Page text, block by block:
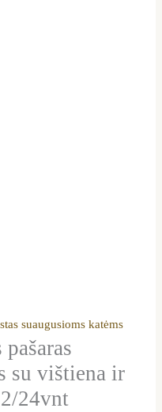
suaugusioms katėms
su vištiena ir
24vnt